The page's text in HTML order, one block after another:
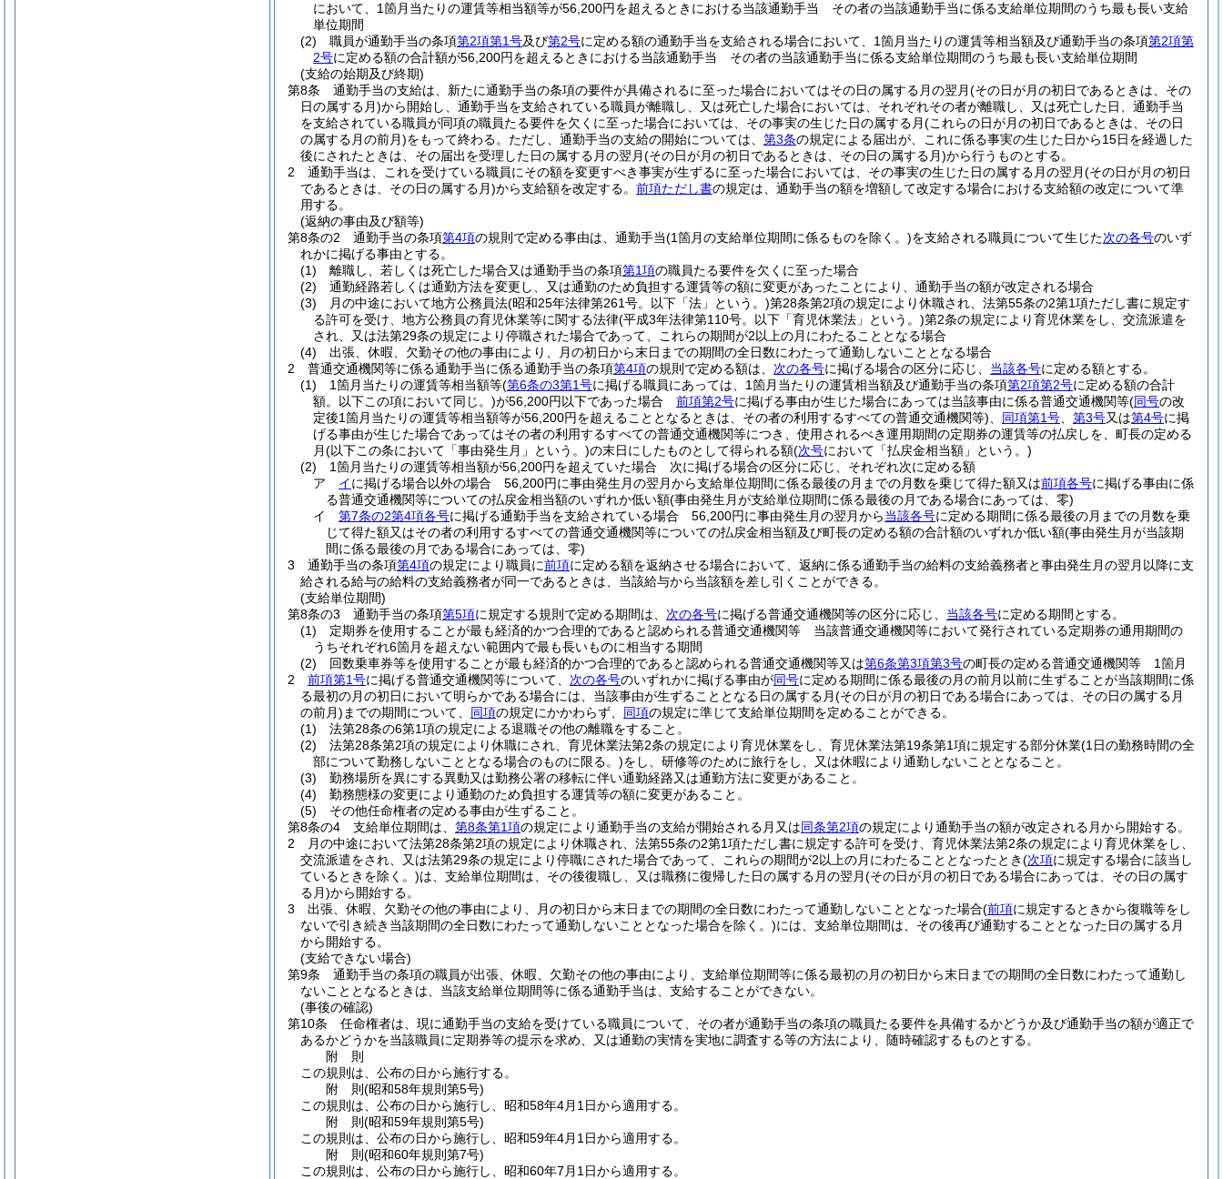
において、1箇月当たりの運賃等相当額等が56,200円を超えるときにおける当該通勤手当 その者の当該通勤手当に係る支給単位期間のうち最も長い支給
単位期間
(2)
職員が通勤手当の条項第2項第1号及び第2号に定める額の通勤手当を支給される場合において、1箇月当たりの運賃等相当額及び通勤手当の条項第2項第
2号に定める額の合計額が56,200円を超えるときにおける当該通勤手当 その者の当該通勤手当に係る支給単位期間のうち最も長い支給単位期間
(支給の始期及び終期)
第8条
通勤手当の支給は、新たに通勤手当の条項の要件が具備されるに至った場合においてはその日の属する月の翌月(その日が月の初日であるときは、その
日の属する月)から開始し、通勤手当を支給されている職員が離職し、又は死亡した場合においては、それぞれその者が離職し、又は死亡した日、通勤手当
を支給されている職員が同項の職員たる要件を欠くに至った場合においては、その事実の生じた日の属する月(これらの日が月の初日であるときは、その日
の属する月の前月)をもって終わる。 ただし、通勤手当の支給の開始については、 第3条の規定による届出が、これに係る事実の生じた日から15日を経過した
後にされたときは、その届出を受理した日の属する月の翌月(その日が月の初日であるときは、その日の属する月)から行うものとする。
2
通勤手当は、これを受けている職員にその額を変更すべき事実が生ずるに至った場合においては、その事実の生じた日の属する月の翌月(その日が月の初日
であるときは、その日の属する月)から支給額を改定する。 前項ただし書の規定は、通勤手当の額を増額して改定する場合における支給額の改定について準
用する。
(返納の事由及び額等)
第8条の2
通勤手当の条項第4項の規則で定める事由は、通勤手当(1箇月の支給単位期間に係るものを除く。)を支給される職員について生じた次の各号のいず
れかに掲げる事由とする。
(1)
離職し、若しくは死亡した場合又は通勤手当の条項第1項の職員たる要件を欠くに至った場合
(2)
通勤経路若しくは通勤方法を変更し、又は通勤のため負担する運賃等の額に変更があったことにより、通勤手当の額が改定される場合
(3)
月の中途において地方公務員法(昭和25年法律第261号。以下「法」という。)第28条第2項の規定により休職され、法第55条の2第1項ただし書に規定す
る許可を受け、地方公務員の育児休業等に関する法律(平成3年法律第110号。以下「育児休業法」という。)第2条の規定により育児休業をし、交流派遣を
され、又は法第29条の規定により停職された場合であって、これらの期間が2以上の月にわたることとなる場合
(4)
出張、休暇、欠勤その他の事由により、月の初日から末日までの期間の全日数にわたって通勤しないこととなる場合
2
普通交通機関等に係る通勤手当に係る通勤手当の条項第4項の規則で定める額は、 次の各号に掲げる場合の区分に応じ、 当該各号に定める額とする。
(1)
1箇月当たりの運賃等相当額等(第6条の3第1号に掲げる職員にあっては、1箇月当たりの運賃相当額及び通勤手当の条項第2項第2号に定める額の合計
額。以下この項において同じ。)が56,200円以下であった場合 前項第2号に掲げる事由が生じた場合にあっては当該事由に係る普通交通機関等(同号の改
定後1箇月当たりの運賃等相当額等が56,200円を超えることとなるときは、その者の利用するすべての普通交通機関等)
同項第1号 第3号又は第4号に掲
げる事由が生じた場合であってはその者の利用するすべての普通交通機関等につき、使用されるべき運用期間の定期券の運賃等の払戻しを、町長の定める
月(以下この条において「事由発生月」という。)の末日にしたものとして得られる額(次号において「払戻金相当額」という。)
(2)
1箇月当たりの運賃等相当額が56,200円を超えていた場合 次に掲げる場合の区分に応じ、それぞれ次に定める額
ア
イに掲げる場合以外の場合 56,200円に事由発生月の翌月から支給単位期間に係る最後の月までの月数を乗じて得た額又は前項各号に掲げる事由に係
る普通交通機関等についての払戻金相当額のいずれか低い額(事由発生月が支給単位期間に係る最後の月である場合にあっては、零)
イ
第7条の2第4項各号に掲げる通勤手当を支給されている場合 56,200円に事由発生月の翌月から当該各号に定める期間に係る最後の月までの月数を乗
じて得た額又はその者の利用するすべての普通交通機関等についての払戻金相当額及び町長の定める額の合計額のいずれか低い額(事由発生月が当該期
間に係る最後の月である場合にあっては、零)
3
通勤手当の条項第4項の規定により職員に前項に定める額を返納させる場合において、返納に係る通勤手当の給料の支給義務者と事由発生月の翌月以降に支
給される給与の給料の支給義務者が同一であるときは、当該給与から当該額を差し引くことができる。
(支給単位期間)
第8条の3
通勤手当の条項第5項に規定する規則で定める期間は、 次の各号に掲げる普通交通機関等の区分に応じ、 当該各号に定める期間とする。
(1)
定期券を使用することが最も経済的かつ合理的であると認められる普通交通機関等 当該普通交通機関等において発行されている定期券の通用期間の
うちそれぞれ6箇月を超えない範囲内で最も長いものに相当する期間
(2)
回数乗車券等を使用することが最も経済的かつ合理的であると認められる普通交通機関等又は第6条第3項第3号の町長の定める普通交通機関等 1箇月
2
前項第1号に掲げる普通交通機関等について、 次の各号のいずれかに掲げる事由が同号に定める期間に係る最後の月の前月以前に生ずることが当該期間に係
る最初の月の初日において明らかである場合には、当該事由が生ずることとなる日の属する月(その日が月の初日である場合にあっては、その日の属する月
の前月) までの期間について、 同項の規定にかかわらず、 同項の規定に準じて支給単位期間を定めることができる。
(1)
法第28条の6第1項の規定による退職その他の離職をすること。
(2)
法第28条第2項の規定により休職にされ、育児休業法第2条の規定により育児休業をし、育児休業法第19条第1項に規定する部分休業(1日の勤務時間の全
部について勤務しないこととなる場合のものに限る。)をし、研修等のために旅行をし、又は休暇により通勤しないこととなること。
(3)
勤務場所を異にする異動又は勤務公署の移転に伴い通勤経路又は通勤方法に変更があること。
(4)
勤務態様の変更により通勤のため負担する運賃等の額に変更があること。
(5)
その他任命権者の定める事由が生ずること。
第8条の4
支給単位期間は、 第8条第1項の規定により通勤手当の支給が開始される月又は同条第2項の規定により通勤手当の額が改定される月から開始する。
2
月の中途において法第28条第2項の規定により休職され、法第55条の2第1項ただし書に規定する許可を受け、育児休業法第2条の規定により育児休業をし、
交流派遣をされ、又は法第29条の規定により停職にされた場合であって、これらの期間が2以上の月にわたることとなったとき(次項に規定する場合に該当し
ているときを除く。)は、支給単位期間は、その後復職し、又は職務に復帰した日の属する月の翌月(その日が月の初日である場合にあっては、その日の属す
る月)から開始する。
3
出張、休暇、欠勤その他の事由により、月の初日から末日までの期間の全日数にわたって通勤しないこととなった場合(前項に規定するときから復職等をし
ないで引き続き当該期間の全日数にわたって通勤しないこととなった場合を除く。)には、支給単位期間は、その後再び通勤することとなった日の属する月
から開始する。
(支給できない場合)
第9条
通勤手当の条項の職員が出張、休暇、欠勤その他の事由により、支給単位期間等に係る最初の月の初日から末日までの期間の全日数にわたって通勤し
ないこととなるときは、当該支給単位期間等に係る通勤手当は、支給することができない。
(事後の確認)
第10条
任命権者は、現に通勤手当の支給を受けている職員について、その者が通勤手当の条項の職員たる要件を具備するかどうか及び通勤手当の額が適正で
あるかどうかを当該職員に定期券等の提示を求め、又は通勤の実情を実地に調査する等の方法により、随時確認するものとする。
附 則
この規則は、公布の日から施行する。
附 則(昭和58年規則第5号)
この規則は、公布の日から施行し、昭和58年4月1日から適用する。
附 則(昭和59年規則第5号)
この規則は、公布の日から施行し、昭和59年4月1日から適用する。
附 則(昭和60年規則第7号)
この規則は、公布の日から施行し、昭和60年7月1日から適用する。